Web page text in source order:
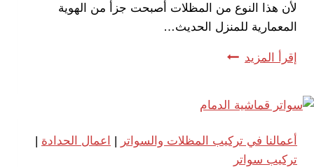
لأن هذا النوع من المظلات أصبحت جزأ من الهوية
المعمارية للمنزل الحديث…
إقرأ المزيد تركيب
ليزر
ت
أعمالنا في تركيب المظلات والسواتر | اعمال الحدادة |
تركيب سواتر